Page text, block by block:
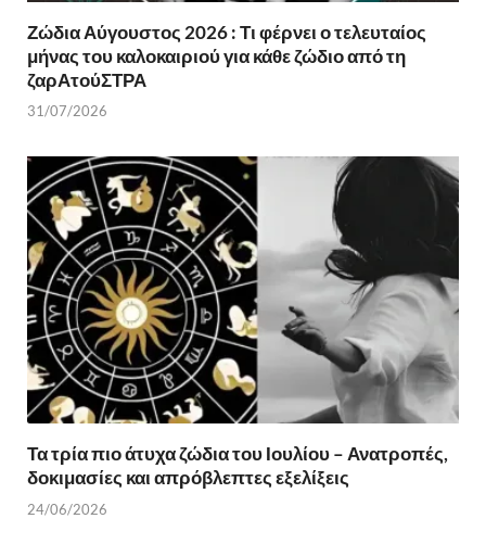
Ζώδια Αύγουστος 2026 : Τι φέρνει ο τελευταίος
μήνας του καλοκαιριού για κάθε ζώδιο από τη
ζαρΑτούΣΤΡΑ
31/07/2026
Τα τρία πιο άτυχα ζώδια του Ιουλίου – Ανατροπές,
δοκιμασίες και απρόβλεπτες εξελίξεις
24/06/2026